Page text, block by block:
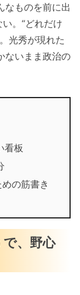
なものを前に出
。“どれだけ
光秀が現れた
ないまま政治の
看板
の筋書き
、野心